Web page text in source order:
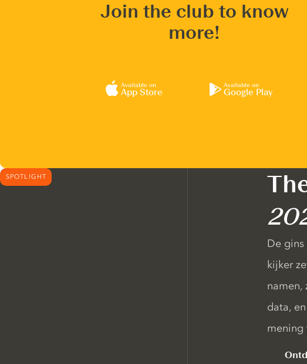
Join the club to know
more!
Available on
App Store
Available on
Google Play
SPOTLIGHT
De
kijker
namen,
data,
mening